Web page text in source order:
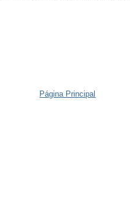
Página Principal